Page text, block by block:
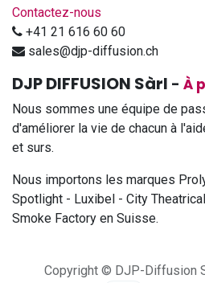
Contactez-nous
+41 21 616 60 60
sales@djp-diffusion.ch
DJP DIFFUSION Sàrl - À
Nous sommes une équipe de
d'améliorer la vie de chacun à
et surs.
Nous importons les marques
Spotlight - Luxibel - City
Smoke Factory en Suisse.
Copyright © DJP-Diffusion